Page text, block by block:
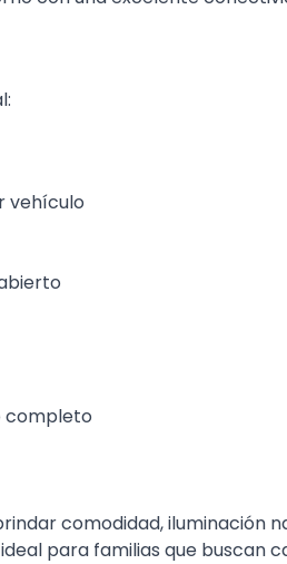
vehículo
completo
comodidad, iluminación
para familias que buscan